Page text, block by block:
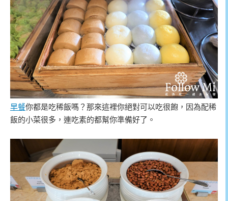
早餐你都是吃稀飯嗎？那來這裡你絕對可以吃很飽，因為配稀
飯的小菜很多，連吃素的都幫你準備好了。